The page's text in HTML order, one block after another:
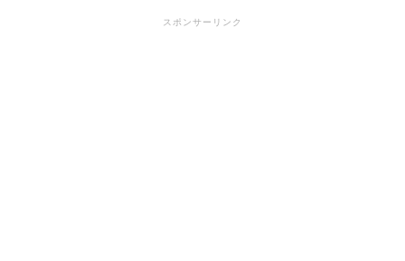
スポンサーリンク